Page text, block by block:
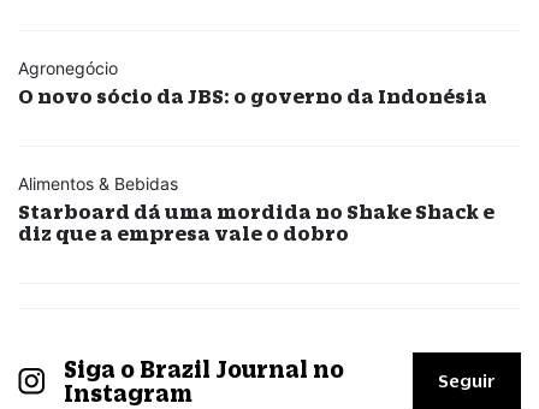
Agronegócio
O novo sócio da JBS: o governo da Indonésia
Alimentos & Bebidas
Starboard dá uma mordida no Shake Shack e
diz que a empresa vale o dobro
Siga o Brazil Journal no
Instagram
Seguir